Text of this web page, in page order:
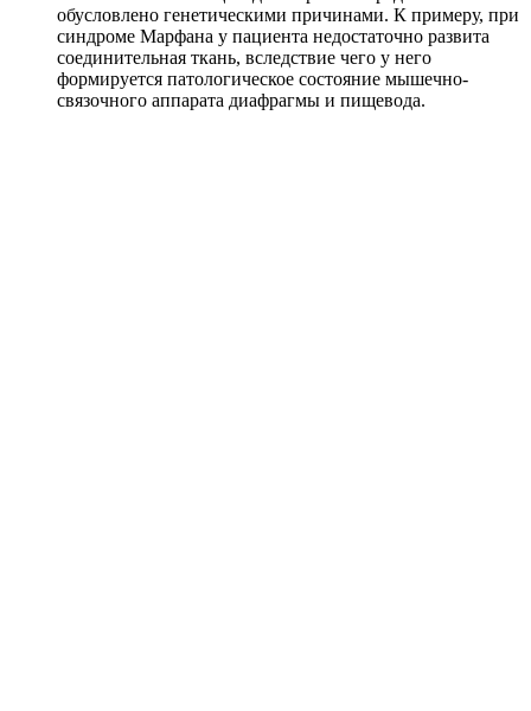
обусловлено генетическими причинами. К примеру, при
синдроме Марфана у пациента недостаточно развита
соединительная ткань, вследствие чего у него
формируется патологическое состояние мышечно-
связочного аппарата диафрагмы и пищевода.